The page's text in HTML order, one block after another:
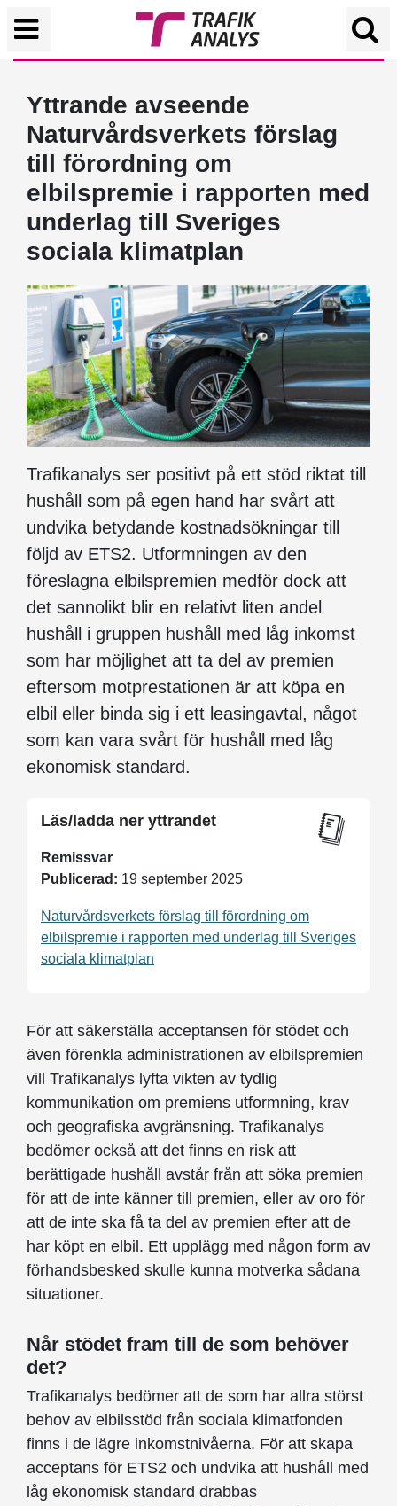
Yttrande avseende
Naturvårdsverkets förslag
till förordning om
elbilspremie i rapporten med
underlag till Sveriges
sociala klimatplan
Trafikanalys ser positivt på ett stöd riktat till
hushåll som på egen hand har svårt att
undvika betydande kostnadsökningar till
följd av ETS2. Utformningen av den
föreslagna elbilspremien medför dock att
det sannolikt blir en relativt liten andel
hushåll i gruppen hushåll med låg inkomst
som har möjlighet att ta del av premien
eftersom motprestationen är att köpa en
elbil eller binda sig i ett leasingavtal, något
som kan vara svårt för hushåll med låg
ekonomisk standard.
Läs/ladda ner yttrandet
Remissvar
Publicerad: 19 september 2025
Naturvårdsverkets förslag till förordning om
elbilspremie i rapporten med underlag till Sveriges
sociala klimatplan
För att säkerställa acceptansen för stödet och
även förenkla administrationen av elbilspremien
vill Trafikanalys lyfta vikten av tydlig
kommunikation om premiens utformning, krav
och geografiska avgränsning. Trafikanalys
bedömer också att det finns en risk att
berättigade hushåll avstår från att söka premien
för att de inte känner till premien, eller av oro för
att de inte ska få ta del av premien efter att de
har köpt en elbil. Ett upplägg med någon form av
förhandsbesked skulle kunna motverka sådana
situationer.
Når stödet fram till de som behöver
det?
Trafikanalys bedömer att de som har allra störst
behov av elbilsstöd från sociala klimatfonden
finns i de lägre inkomstnivåerna. För att skapa
acceptans för ETS2 och undvika att hushåll med
låg ekonomisk standard drabbas